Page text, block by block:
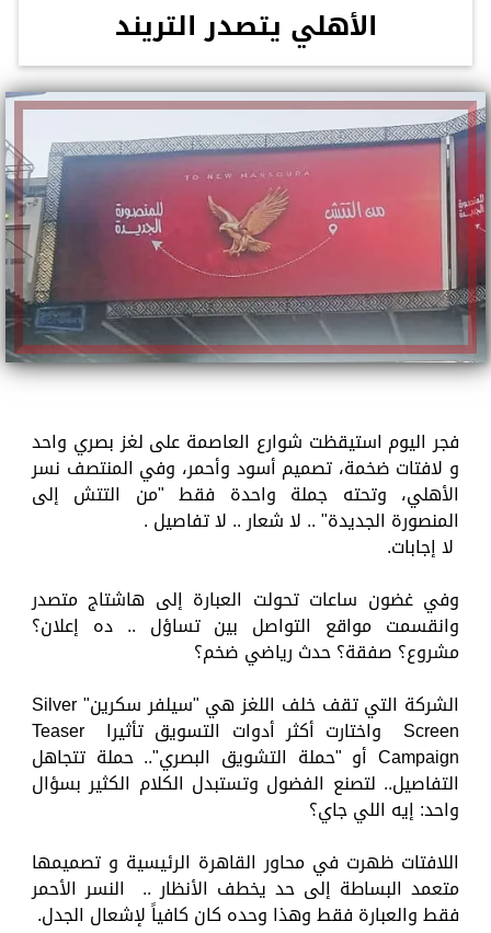
الأهلي يتصدر التريند
فجر اليوم استيقظت شوارع العاصمة على لغز بصري واحد
و لافتات ضخمة، تصميم أسود وأحمر، وفي المنتصف نسر
الأهلي، وتحته جملة واحدة فقط "من التتش إلى
المنصورة الجديدة" .. لا شعار .. لا تفاصيل .
لا إجابات.
وفي غضون ساعات تحولت العبارة إلى هاشتاج متصدر
وانقسمت مواقع التواصل بين تساؤل .. ده إعلان؟
مشروع؟ صفقة؟ حدث رياضي ضخم؟
الشركة التي تقف خلف اللغز هي "سيلفر سكرين" Silver
Screen واختارت أكثر أدوات التسويق تأثيرا Teaser
Campaign أو "حملة التشويق البصري".. حملة تتجاهل
التفاصيل.. لتصنع الفضول وتستبدل الكلام الكثير بسؤال
واحد: إيه اللي جاي؟
اللافتات ظهرت في محاور القاهرة الرئيسية و تصميمها
متعمد البساطة إلى حد يخطف الأنظار .. النسر الأحمر
فقط والعبارة فقط وهذا وحده كان كافياً لإشعال الجدل.